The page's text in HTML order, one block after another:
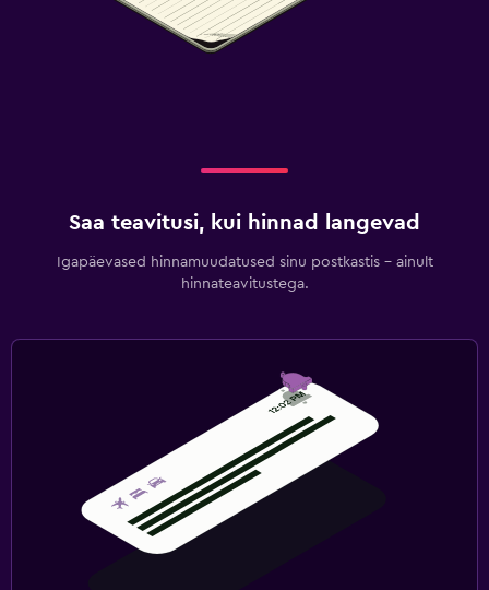
Saa teavitusi, kui hinnad langevad
Igapäevased hinnamuudatused sinu postkastis – ainult
hinnateavitustega.